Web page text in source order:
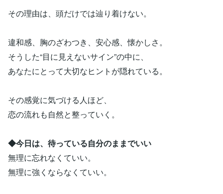
その理由は、頭だけでは辿り着けない。
違和感、胸のざわつき、安心感、懐かしさ。
そうした“目に見えないサイン”の中に、
あなたにとって大切なヒントが隠れている。
その感覚に気づける人ほど、
恋の流れも自然と整っていく。
◆今日は、待っている自分のままでいい
無理に忘れなくていい。
無理に強くならなくていい。